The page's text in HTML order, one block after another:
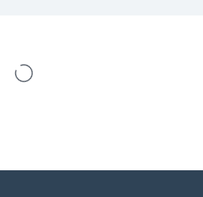
Il risultato della ricerca viene